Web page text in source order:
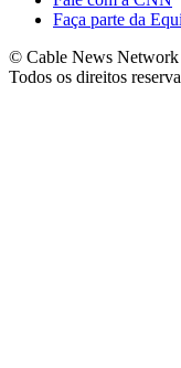
Faça parte da
© Cable News
Todos os direitos